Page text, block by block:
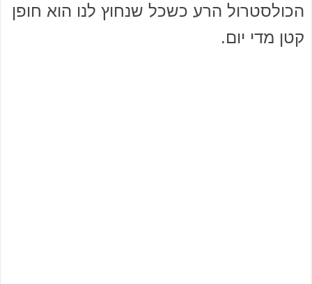
הכולסטרול הרע כשכל שנחוץ לנו הוא חופן
קטן מדי יום.